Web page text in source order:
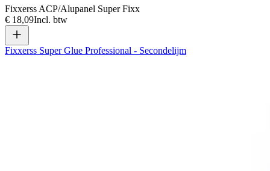
Fixxerss ACP/Alupanel Super Fixx
€ 18,09Incl. btw
Fixxerss Super Glue Professional - Secondelijm